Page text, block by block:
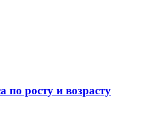
по росту и возрасту